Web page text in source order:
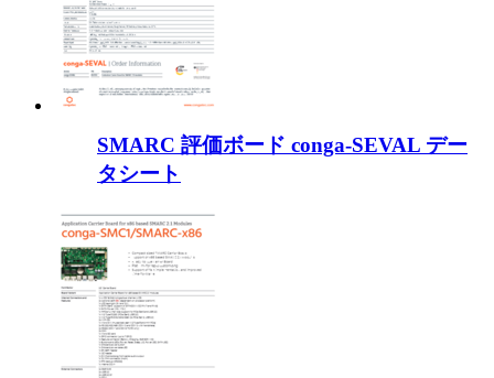
SMARC 評価ボード conga-SEVAL デー
タシート